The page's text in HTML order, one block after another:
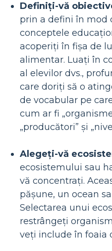
Definiți-vă
prin a defini în mod
conceptele
acoperiți în fișa de
alimentar. Luați în
al elevilor dvs.,
care doriți să o
de vocabular pe
cum ar fi
„producători” și
Alegeți-vă
ecosistemului sau
vă concentrați.
pășune, un ocean
Selectarea unui
restrângeți
veți include în foaia